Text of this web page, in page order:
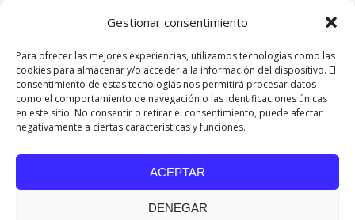
Gestionar consentimiento
Para ofrecer las mejores experiencias, utilizamos tecnologías como las
cookies para almacenar y/o acceder a la información del dispositivo. El
consentimiento de estas tecnologías nos permitirá procesar datos
como el comportamiento de navegación o las identificaciones únicas
en este sitio. No consentir o retirar el consentimiento, puede afectar
negativamente a ciertas características y funciones.
ACEPTAR
DENEGAR
Correo Institucional
Notificaciones judiciales
| Personería Jurídica Resolución
7542 de mayo de 1982
Acreditación Institucional en Alta Calidad